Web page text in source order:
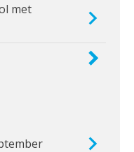
met